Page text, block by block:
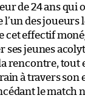
de 24 ans qui
l’un des joueurs
cet effectif
ses jeunes
rencontre, tout
à travers son
le match